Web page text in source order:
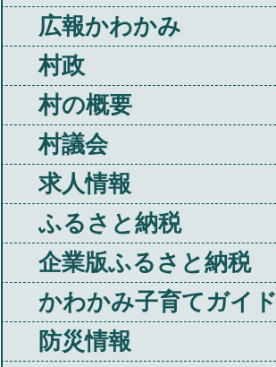
広報かわかみ
村政
村の概要
村議会
求人情報
ふるさと納税
企業版ふるさと納税
かわかみ子育てガイド
防災情報